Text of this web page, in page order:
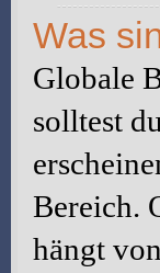
Was
Globale
solltest
Bereich.
hängt